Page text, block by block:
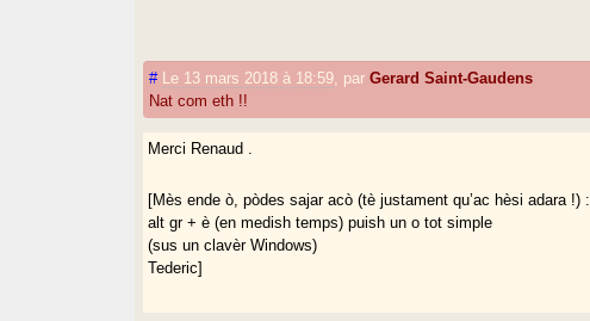
# Le 13 mars 2018 à 18:59 parGerard Saint-Gaudens
Nat com eth !!
Merci Renaud .
[Mès ende ò, pòdes sajar acò (tè justament qu’ac hèsi adara !) :
alt gr + è (en medish temps) puish un o tot simple
(sus un clavèr Windows)
Tederic]